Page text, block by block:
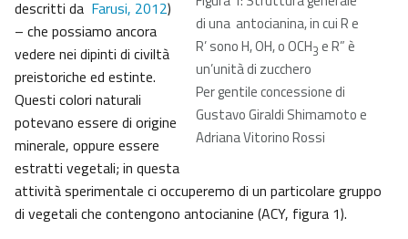
di una antocianina, in cui R e
R’ sono H, OH, o OCH3 e R” è
un’unità di zucchero
Per gentile concessione di
Gustavo Giraldi Shimamoto e
Adriana Vitorino Rossi
descritti da Farusi, 2012)
– che possiamo ancora
vedere nei dipinti di civiltà
preistoriche ed estinte.
Questi colori naturali
potevano essere di origine
minerale, oppure essere
estratti vegetali; in questa
attività sperimentale ci occuperemo di un particolare gruppo
di vegetali che contengono antocianine (ACY, figura 1).